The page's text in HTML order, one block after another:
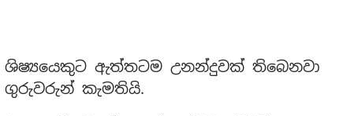
ඇත්තටම උනන්දුවක් තිබෙනවා
කැමතියි.